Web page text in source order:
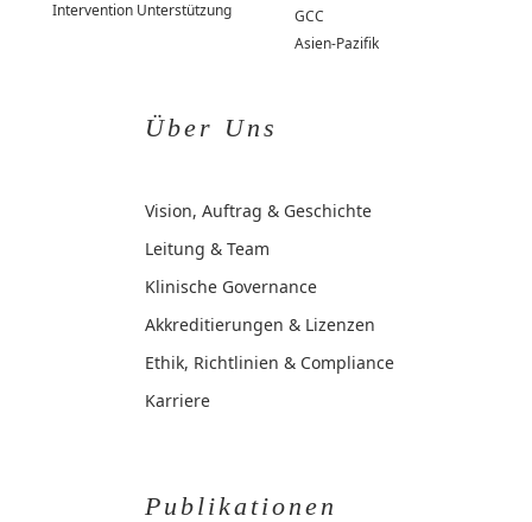
Intervention Unterstützung
GCC
Asien-Pazifik
Über Uns
Vision, Auftrag & Geschichte
Leitung & Team
Klinische Governance
Akkreditierungen & Lizenzen
Ethik, Richtlinien & Compliance
Karriere
Publikationen